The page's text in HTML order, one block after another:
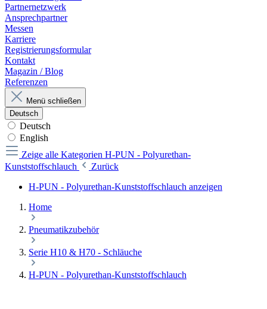
Partnernetzwerk
Ansprechpartner
Messen
Karriere
Registrierungsformular
Kontakt
Magazin / Blog
Referenzen
Menü schließen
Deutsch
Deutsch
English
Zeige alle Kategorien H-PUN - Polyurethan-
Kunststoffschlauch
Zurück
H-PUN - Polyurethan-Kunststoffschlauch anzeigen
Home
Pneumatikzubehör
Serie H10 & H70 - Schläuche
H-PUN - Polyurethan-Kunststoffschlauch